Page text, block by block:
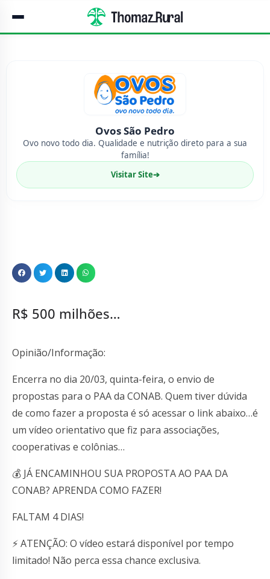
Ovos São Pedro
Ovo novo todo dia. Qualidade e nutrição direto para a sua
família!
Visitar Site➔
R$ 500 milhões…
Opinião/Informação:
Encerra no dia 20/03, quinta-feira, o envio de
propostas para o PAA da CONAB. Quem tiver dúvida
de como fazer a proposta é só acessar o link abaixo…é
um vídeo orientativo que fiz para associações,
cooperativas e colônias…
💰 JÁ ENCAMINHOU SUA PROPOSTA AO PAA DA
CONAB? APRENDA COMO FAZER!
FALTAM 4 DIAS!
⚡ ATENÇÃO: O vídeo estará disponível por tempo
limitado! Não perca essa chance exclusiva.